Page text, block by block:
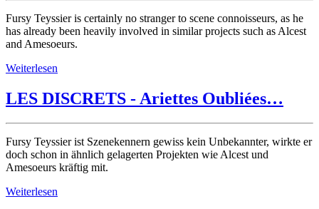
Fursy Teyssier is certainly no stranger to scene connoisseurs, as he
has already been heavily involved in similar projects such as Alcest
and Amesoeurs.
Weiterlesen
LES DISCRETS - Ariettes Oubliées…
Fursy Teyssier ist Szenekennern gewiss kein Unbekannter, wirkte er
doch schon in ähnlich gelagerten Projekten wie Alcest und
Amesoeurs kräftig mit.
Weiterlesen